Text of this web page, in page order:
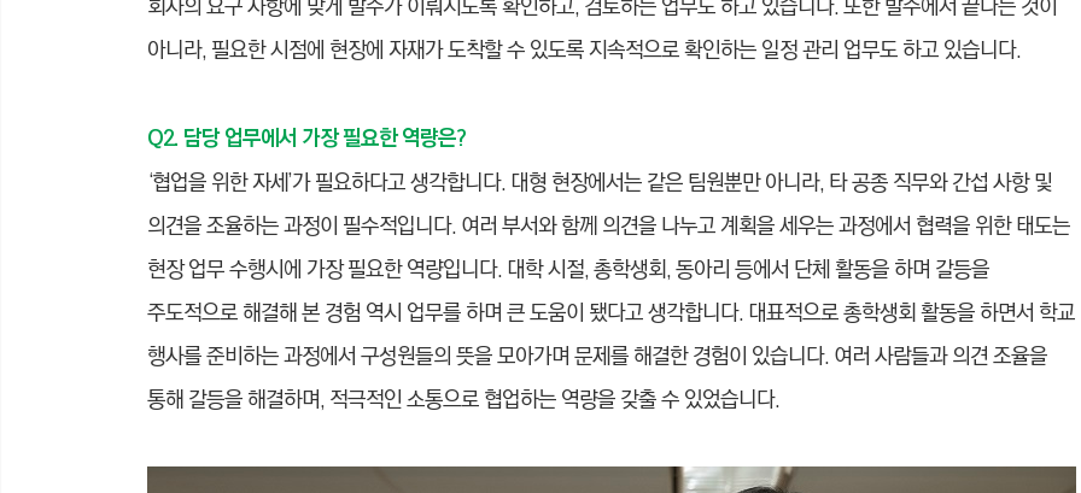
회사의 요구 사항에 맞게 발주가 이뤄지도록 확인하고, 검토하는 업무도 하고 있습니다. 또한 발주에서 끝나는 것이
아니라, 필요한 시점에 현장에 자재가 도착할 수 있도록 지속적으로 확인하는 일정 관리 업무도 하고 있습니다.
Q2. 담당 업무에서 가장 필요한 역량은?
‘협업을 위한 자세’가 필요하다고 생각합니다. 대형 현장에서는 같은 팀원뿐만 아니라, 타 공종 직무와 간섭 사항 및
의견을 조율하는 과정이 필수적입니다. 여러 부서와 함께 의견을 나누고 계획을 세우는 과정에서 협력을 위한 태도는
현장 업무 수행시에 가장 필요한 역량입니다. 대학 시절, 총학생회, 동아리 등에서 단체 활동을 하며 갈등을
주도적으로 해결해 본 경험 역시 업무를 하며 큰 도움이 됐다고 생각합니다. 대표적으로 총학생회 활동을 하면서 학교
행사를 준비하는 과정에서 구성원들의 뜻을 모아가며 문제를 해결한 경험이 있습니다. 여러 사람들과 의견 조율을
통해 갈등을 해결하며, 적극적인 소통으로 협업하는 역량을 갖출 수 있었습니다.